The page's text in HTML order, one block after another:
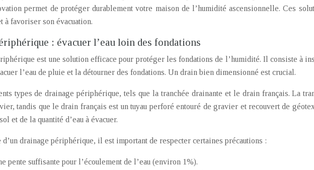
permet de protéger durablement votre maison de l’humidité ascensionnelle. Ces
à favoriser son évacuation.
: évacuer l’eau loin des fondations
est une solution efficace pour protéger les fondations de l’humidité. Il consiste à
l’eau de pluie et la détourner des fondations. Un drain bien dimensionné est crucial.
types de drainage périphérique, tels que la tranchée drainante et le drain français. La
tandis que le drain français est un tuyau perforé entouré de gravier et recouvert de
et de la quantité d’eau à évacuer.
d’un drainage périphérique, il est important de respecter certaines précautions :
pente suffisante pour l’écoulement de l’eau (environ 1%).